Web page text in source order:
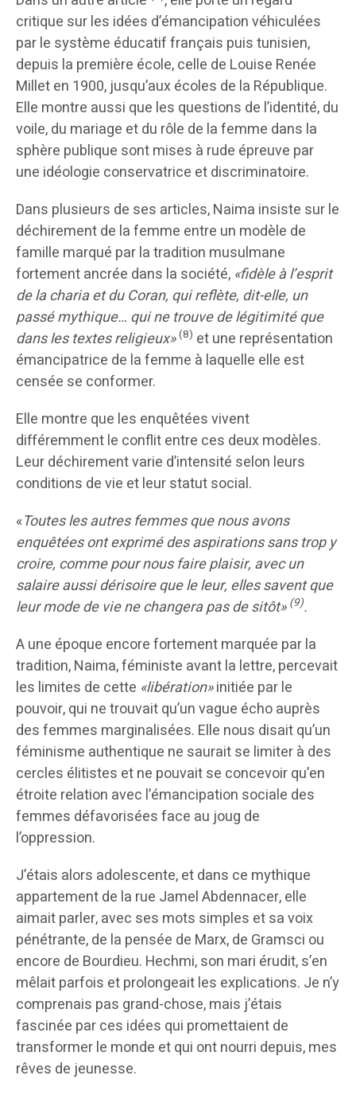
critique sur les idées d’émancipation véhiculées
par le système éducatif français puis tunisien,
depuis la première école, celle de Louise Renée
Millet en 1900, jusqu’aux écoles de la République.
Elle montre aussi que les questions de l’identité, du
voile, du mariage et du rôle de la femme dans la
sphère publique sont mises à rude épreuve par
une idéologie conservatrice et discriminatoire.
Dans plusieurs de ses articles, Naima insiste sur le
déchirement de la femme entre un modèle de
famille marqué par la tradition musulmane
fortement ancrée dans la société, «fidèle à l’esprit
de la charia et du Coran, qui reflète, dit-elle, un
passé mythique… qui ne trouve de légitimité que
dans les textes religieux»(8) et une représentation
émancipatrice de la femme à laquelle elle est
censée se conformer.
Elle montre que les enquêtées vivent
différemment le conflit entre ces deux modèles.
Leur déchirement varie d’intensité selon leurs
conditions de vie et leur statut social.
«Toutes les autres femmes que nous avons
enquêtées ont exprimé des aspirations sans trop y
croire, comme pour nous faire plaisir, avec un
salaire aussi dérisoire que le leur, elles savent que
leur mode de vie ne changera pas de sitôt» (9).
A une époque encore fortement marquée par la
tradition, Naima, féministe avant la lettre, percevait
les limites de cette «libération»initiée par le
pouvoir, qui ne trouvait qu’un vague écho auprès
des femmes marginalisées. Elle nous disait qu’un
féminisme authentique ne saurait se limiter à des
cercles élitistes et ne pouvait se concevoir qu’en
étroite relation avec l’émancipation sociale des
femmes défavorisées face au joug de
l’oppression.
J’étais alors adolescente, et dans ce mythique
appartement de la rue Jamel Abdennacer, elle
aimait parler, avec ses mots simples et sa voix
pénétrante, de la pensée de Marx, de Gramsci ou
encore de Bourdieu. Hechmi, son mari érudit, s’en
mêlait parfois et prolongeait les explications. Je n’y
comprenais pas grand-chose, mais j’étais
fascinée par ces idées qui promettaient de
transformer le monde et qui ont nourri depuis, mes
rêves de jeunesse.